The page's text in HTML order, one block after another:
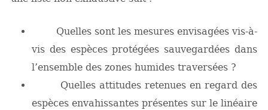
Quelles sont les mesures envisagées vis-à-
vis des espèces protégées sauvegardées dans
l’ensemble des zones humides traversées ?
Quelles attitudes retenues en regard des
espèces envahissantes présentes sur le linéaire